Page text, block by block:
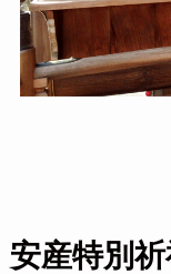
安産特別